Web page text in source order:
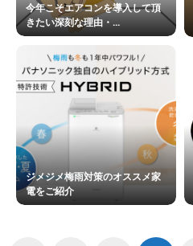
今年こそエアコンを導入して頂
きたい深刻な理由・...
ジメジメ梅雨対策のオススメ家
電をご紹介